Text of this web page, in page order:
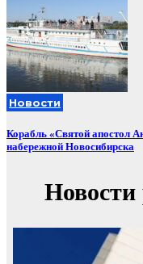
Новости
Корабль «Святой апостол
набережной Новосибирска